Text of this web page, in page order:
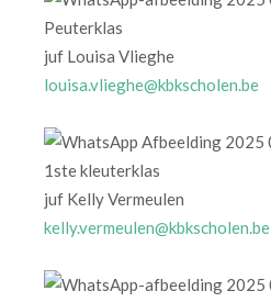
Peuterklas
juf Louisa Vlieghe
louisa.vlieghe@kbkscholen.be
1ste kleuterklas
juf Kelly Vermeulen
kelly.vermeulen@kbkscholen.be